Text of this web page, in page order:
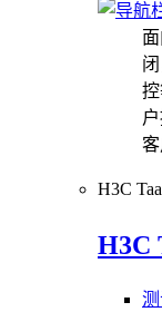
客
H3C
H3C